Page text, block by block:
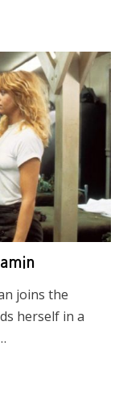
joins the
herself in a